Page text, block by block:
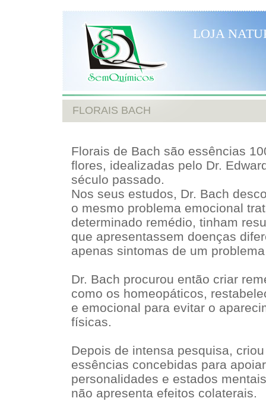
LOJA
FLORAIS BACH
Florais de Bach são essências
flores, idealizadas pelo Dr.
século passado.
Nos seus estudos, Dr. Bach
o mesmo problema emocional
determinado remédio, tinham
que apresentassem doenças
apenas sintomas de um
Dr. Bach procurou então criar
como os homeopáticos,
e emocional para evitar o
físicas.
Depois de intensa pesquisa,
essências concebidas para
personalidades e estados
não apresenta efeitos colaterais.